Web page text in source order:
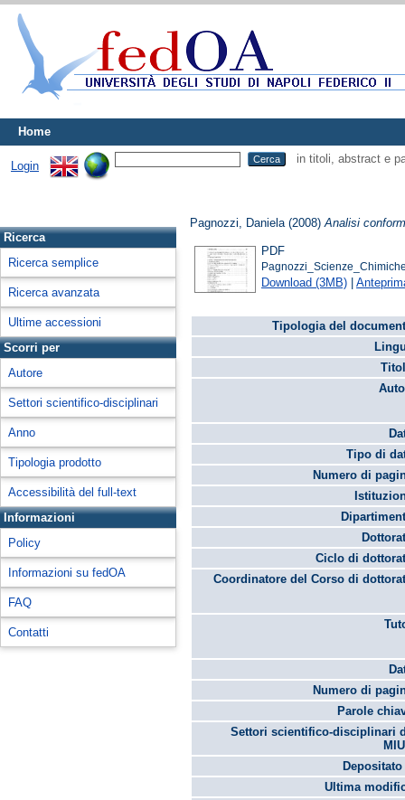
Home
Login
in titoli, abstract e
Ricerca
Ricerca semplice
Ricerca avanzata
Ultime accessioni
Scorri per
Autore
Settori scientifico-disciplinari
Anno
Tipologia prodotto
Accessibilità del full-text
Informazioni
Policy
Informazioni su fedOA
FAQ
Contatti
Pagnozzi, Daniela (2008)Analisi
PDF
Download (3MB) |
Tipologia del
Tipo di
Numero di
Ciclo di
Coordinatore del Corso di
Numero di
Parole
Settori scientifico-disciplinari
Ultima